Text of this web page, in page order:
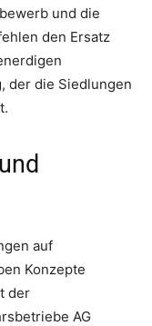
und die
den Ersatz
der die Siedlungen
auf
Konzepte
der
AG